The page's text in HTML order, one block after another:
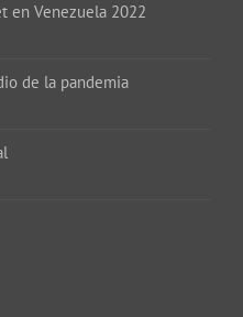
en Venezuela 2022
de la pandemia